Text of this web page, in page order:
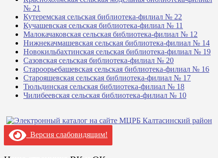
№ 21
Кутеремская сельская библиотека-филиал № 22
Кучашевская сельская библиотека-филиал № 11
Малокачаковская сельская библиотека-филиал № 12
Нижнекачмашевская сельская библиотека-филиал № 14
Новокильбахтинская сельская библиотека-филиал № 19
Сазовская сельская библиотека-филиал № 20
Староорьебашевская сельская библиотека-филиал № 16
Старояшевская сельская библиотека-филиал № 17
Тюльдинская сельская библиотека-филиал № 18
Чилибеевская сельская библиотека-филиал № 10
Версия слабовидящим!